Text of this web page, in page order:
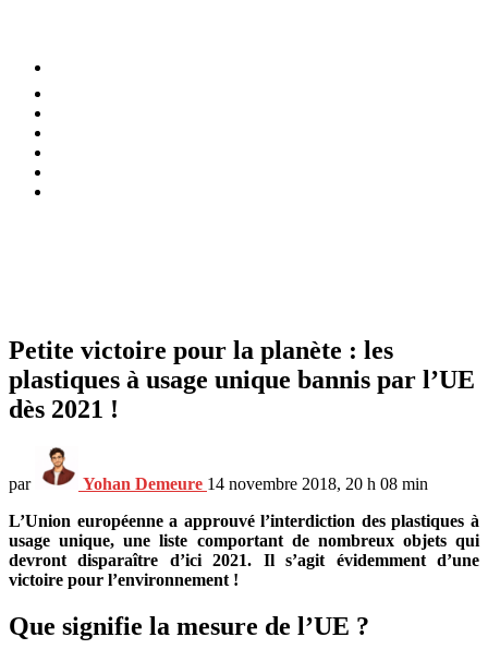
Petite victoire pour la planète : les
plastiques à usage unique bannis par l’UE
dès 2021 !
par Yohan Demeure 14 novembre 2018, 20 h 08 min
L’Union européenne a approuvé l’interdiction des plastiques à
usage unique, une liste comportant de nombreux objets qui
devront disparaître d’ici 2021. Il s’agit évidemment d’une
victoire pour l’environnement !
Que signifie la mesure de l’UE ?